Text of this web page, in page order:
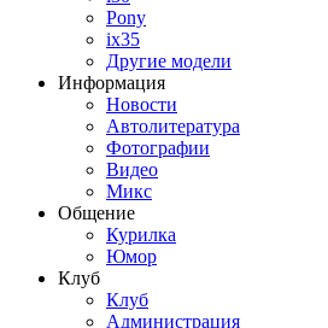
Pony
ix35
Другие модели
Информация
Новости
Автолитература
Фотографии
Видео
Микс
Общение
Курилка
Юмор
Клуб
Клуб
Администрация